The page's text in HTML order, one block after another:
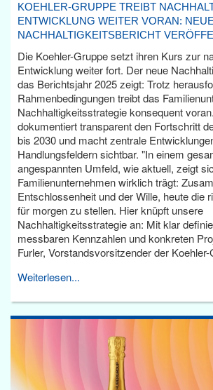
KOEHLER-GRUPPE TREIBT
ENTWICKLUNG WEITER VORAN:
NACHHALTIGKEITSBERICHT
Die Koehler-Gruppe setzt ihren Kurs zur
Entwicklung weiter fort. Der neue
das Berichtsjahr 2025 zeigt: Trotz
Rahmenbedingungen treibt das
Nachhaltigkeitsstrategie konsequent
dokumentiert transparent den Fortschritt
bis 2030 und macht zentrale
Handlungsfeldern sichtbar. "In einem
angespannten Umfeld, wie aktuell, zeigt
Familienunternehmen wirklich trägt:
Entschlossenheit und der Wille, heute die
für morgen zu stellen. Hier knüpft unsere
Nachhaltigkeitsstrategie an: Mit klar
messbaren Kennzahlen und konkreten
Furler, Vorstandsvorsitzender der Koehler-
Weiterlesen...